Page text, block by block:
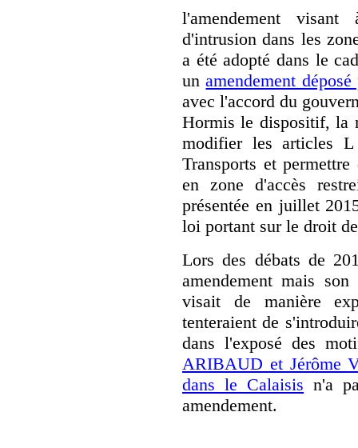
l'amendement
d'intrusion dans les
a été adopté dans le
unamendement
avec l'accord du
Hormis le dispositif, la
modifier les articles
Transports et
en zone d'accès
présentée en juillet
loi portant sur le droit
Lors des débats de
amendement mais
visait de manière
tenteraient de
dans l'exposé des
ARIBAUD et Jérôme
dans le Calaisis n'a
amendement.